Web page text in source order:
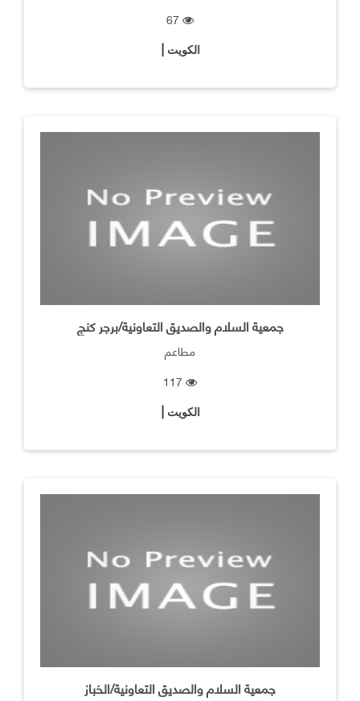
الكويت |
جمعية السلام والصديق التعاونية/برجر كنج
مطاعم
الكويت |
جمعية السلام والصديق التعاونية/الخباز